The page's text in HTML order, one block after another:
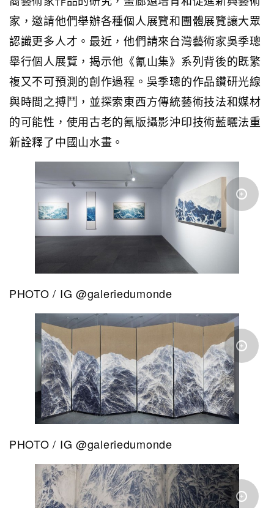
家，邀請他們舉辦各種個人展覽和團體展覽讓大眾
認識更多人才。最近，他們請來台灣藝術家吳季璁
舉行個人展覽，揭示他《氰山集》系列背後的既繁
複又不可預測的創作過程。吳季璁的作品鑽研光線
與時間之搏鬥，並探索東西方傳統藝術技法和媒材
的可能性，使用古老的氰版攝影沖印技術藍曬法重
新詮釋了中國山水畫。
PHOTO / IG @galeriedumonde
PHOTO / IG @galeriedumonde